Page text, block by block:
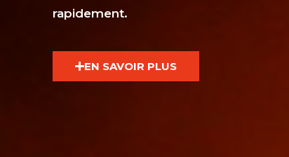
rapidement.
EN SAVOIR PLUS